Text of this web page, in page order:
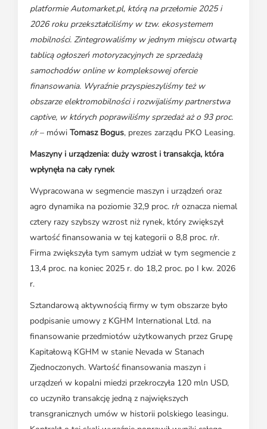
platformie Automarket.pl, którą na przełomie 2025 i
2026 roku przekształciliśmy w tzw. ekosystemem
mobilności. Zintegrowaliśmy w jednym miejscu otwartą
tablicą ogłoszeń motoryzacyjnych ze sprzedażą
samochodów online w kompleksowej ofercie
finansowania. Wyraźnie przyspieszyliśmy też w
obszarze elektromobilności i rozwijaliśmy partnerstwa
captive, w których poprawiliśmy sprzedaż aż o 93 proc.
r/r– mówi Tomasz Bogus, prezes zarządu PKO Leasing.
Maszyny i urządzenia: duży wzrost i transakcja, która
wpłynęła na cały rynek
Wypracowana w segmencie maszyn i urządzeń oraz
agro dynamika na poziomie 32,9 proc. r/r oznacza niemal
cztery razy szybszy wzrost niż rynek, który zwiększył
wartość finansowania w tej kategorii o 8,8 proc. r/r.
Firma zwiększyła tym samym udział w tym segmencie z
13,4 proc. na koniec 2025 r. do 18,2 proc. po I kw. 2026
r.
Sztandarową aktywnością firmy w tym obszarze było
podpisanie umowy z KGHM International Ltd. na
finansowanie przedmiotów użytkowanych przez Grupę
Kapitałową KGHM w stanie Nevada w Stanach
Zjednoczonych. Wartość finansowania maszyn i
urządzeń w kopalni miedzi przekroczyła 120 mln USD,
co uczyniło transakcję jedną z największych
transgranicznych umów w historii polskiego leasingu.